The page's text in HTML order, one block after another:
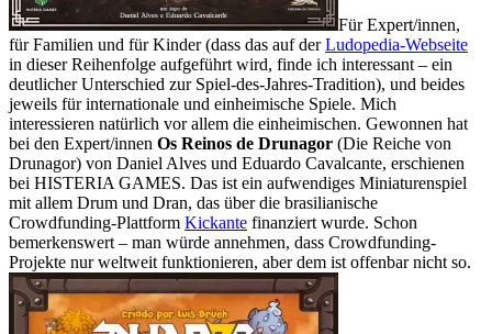
Für Expert/innen,
für Familien und für Kinder (dass das auf derLudopedia-Webseite
in dieser Reihenfolge aufgeführt wird, finde ich interessant – ein
deutlicher Unterschied zur Spiel-des-Jahres-Tradition), und beides
jeweils für internationale und einheimische Spiele. Mich
interessieren natürlich vor allem die einheimischen. Gewonnen hat
bei den Expert/innen Os Reinos de Drunagor (Die Reiche von
Drunagor) von Daniel Alves und Eduardo Cavalcante, erschienen
bei HISTERIA GAMES. Das ist ein aufwendiges Miniaturenspiel
mit allem Drum und Dran, das über die brasilianische
Crowdfunding-Plattform Kickante finanziert wurde. Schon
bemerkenswert – man würde annehmen, dass Crowdfunding-
Projekte nur weltweit funktionieren, aber dem ist offenbar nicht so.